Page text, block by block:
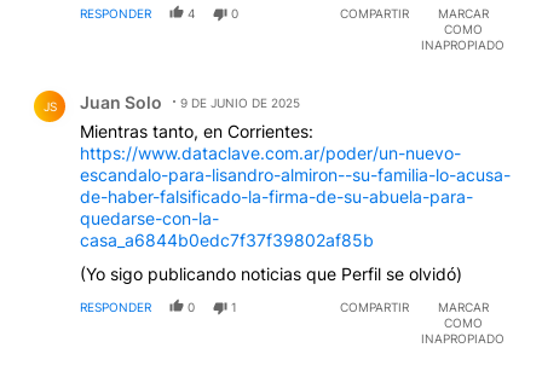
RESPONDER 4 0 COMPARTIR
MARCAR
COMO
INAPROPIADO
JS Juan Solo 9 DE JUNIO DE 2025
Mientras tanto, en Corrientes:
https://www.dataclave.com.ar/poder/un-nuevo-
escandalo-para-lisandro-almiron--su-familia-lo-acusa-
de-haber-falsificado-la-firma-de-su-abuela-para-
quedarse-con-la-
casa_a6844b0edc7f37f39802af85b
(Yo sigo publicando noticias que Perfil se olvidó)
RESPONDER 0 1 COMPARTIR
MARCAR
COMO
INAPROPIADO